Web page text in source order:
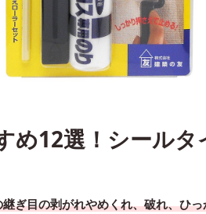
め12選！シール
継ぎ目の剥がれやめくれ、破れ、ひ